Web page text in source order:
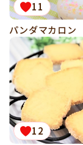
11
パンダマカロン
12